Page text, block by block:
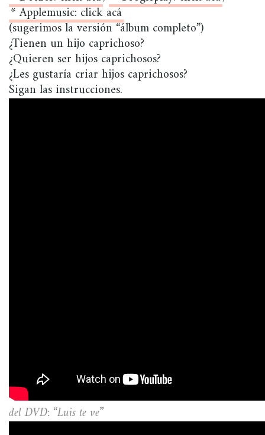
* Applemusic: click acá
(sugerimos la versión “álbum completo”)
¿Tienen un hijo caprichoso?
¿Quieren ser hijos caprichosos?
¿Les gustaría criar hijos caprichosos?
Sigan las instrucciones.
del DVD: “Luis te ve”